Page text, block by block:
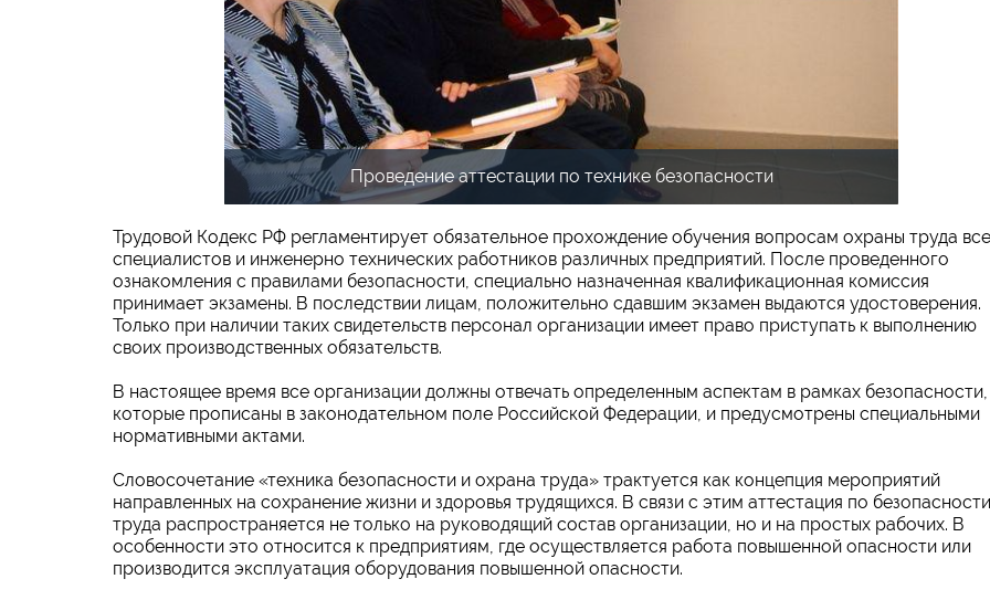
Проведение аттестации по технике безопасности
Трудовой Кодекс РФ регламентирует обязательное прохождение обучения вопросам охраны труда
специалистов и инженерно технических работников различных предприятий. После проведенного
ознакомления с правилами безопасности, специально назначенная квалификационная комиссия
принимает экзамены. В последствии лицам, положительно сдавшим экзамен выдаются удостоверения.
Только при наличии таких свидетельств персонал организации имеет право приступать к выполнению
своих производственных обязательств.
В настоящее время все организации должны отвечать определенным аспектам в рамках безопасности,
которые прописаны в законодательном поле Российской Федерации, и предусмотрены специальными
нормативными актами.
Словосочетание «техника безопасности и охрана труда» трактуется как концепция мероприятий
направленных на сохранение жизни и здоровья трудящихся. В связи с этим аттестация по безопасности
труда распространяется не только на руководящий состав организации, но и на простых рабочих. В
особенности это относится к предприятиям, где осуществляется работа повышенной опасности или
производится эксплуатация оборудования повышенной опасности.